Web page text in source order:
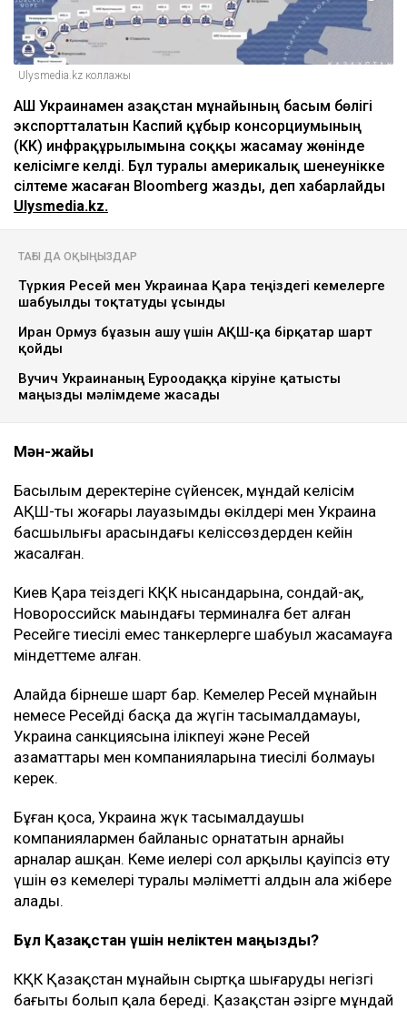
Ulysmedia.kz коллажы
АҚШ Украинамен Қазақстан мұнайының басым бөлігі
экспортталатын Каспий құбыр консорциумының
(КҚК) инфрақұрылымына соққы жасамау жөнінде
келісімге келді. Бұл туралы америкалық шенеунікке
сілтеме жасаған Bloomberg жазды, деп хабарлайды
Ulysmedia.kz.
ТАҒЫ ДА ОҚЫҢЫЗДАР
Түркия Ресей мен Украинаға Қара теңіздегі кемелерге
шабуылды тоқтатуды ұсынды
Иран Ормуз бұғазын ашу үшін АҚШ-қа бірқатар шарт
қойды
Вучич Украинаның Еуроодаққа кіруіне қатысты
маңызды мәлімдеме жасады
Мән-жайы
Басылым деректеріне сүйенсек, мұндай келісім
АҚШ-тың жоғары лауазымды өкілдері мен Украина
басшылығы арасындағы келіссөздерден кейін
жасалған.
Киев Қара теңіздегі КҚК нысандарына, сондай-ақ,
Новороссийск маңындағы терминалға бет алған
Ресейге тиесілі емес танкерлерге шабуыл жасамауға
міндеттеме алған.
Алайда бірнеше шарт бар. Кемелер Ресей мұнайын
немесе Ресейдің басқа да жүгін тасымалдамауы,
Украина санкциясына ілікпеуі және Ресей
азаматтары мен компанияларына тиесілі болмауы
керек.
Бұған қоса, Украина жүк тасымалдаушы
компаниялармен байланыс орнататын арнайы
арналар ашқан. Кеме иелері сол арқылы қауіпсіз өту
үшін өз кемелері туралы мәліметті алдын ала жібере
алады.
Бұл Қазақстан үшін неліктен маңызды?
КҚК Қазақстан мұнайын сыртқа шығарудың негізгі
бағыты болып қала береді. Қазақстан әзірге мұндай